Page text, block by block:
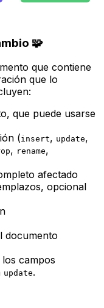
🧩
que contiene
que lo
que puede usarse
(insert, update,
, rename,
afectado
opcional
documento
los campos
update.